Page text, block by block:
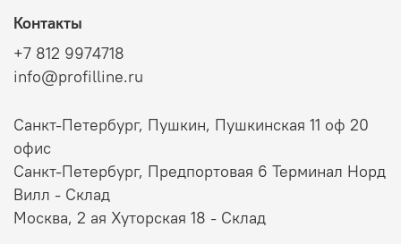
Контакты
+7 812 9974718
info@profilline.ru
Санкт-Петербург, Пушкин, Пушкинская 11 оф 20
офис
Санкт-Петербург, Предпортовая 6 Терминал Норд
Вилл - Склад
Москва, 2 ая Хуторская 18 - Склад